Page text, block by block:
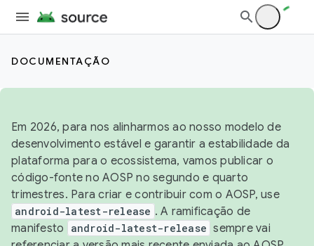
DOCUMENTAÇÃO
Em 2026, para nos alinharmos ao nosso modelo de
desenvolvimento estável e garantir a estabilidade da
plataforma para o ecossistema, vamos publicar o
código-fonte no AOSP no segundo e quarto
trimestres. Para criar e contribuir com o AOSP, use
android-latest-release . A ramificação de
manifesto
android-latest-release sempre vai